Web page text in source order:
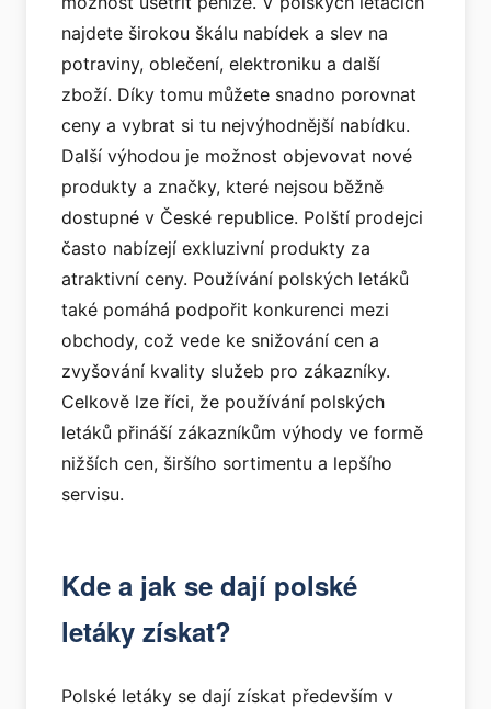
najdete širokou škálu nabídek a slev na
potraviny, oblečení, elektroniku a další
zboží. Díky tomu můžete snadno porovnat
ceny a vybrat si tu nejvýhodnější nabídku.
Další výhodou je možnost objevovat nové
produkty a značky, které nejsou běžně
dostupné v České republice. Polští prodejci
často nabízejí exkluzivní produkty za
atraktivní ceny. Používání polských letáků
také pomáhá podpořit konkurenci mezi
obchody, což vede ke snižování cen a
zvyšování kvality služeb pro zákazníky.
Celkově lze říci, že používání polských
letáků přináší zákazníkům výhody ve formě
nižších cen, širšího sortimentu a lepšího
servisu.
Kde a jak se dají polské
letáky získat?
Polské letáky se dají získat především v